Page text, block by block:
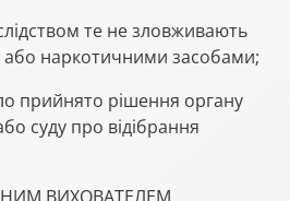
те не зловживають
наркотичними засобами;
прийнято рішення органу
суду про відібрання